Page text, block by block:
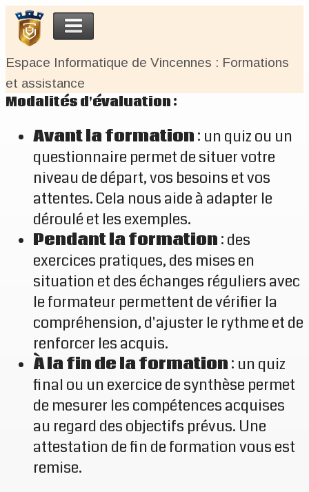
Espace Informatique de Vincennes : Formations
et assistance
Modalités d'évaluation :
Avant la formation : un quiz ou un
questionnaire permet de situer votre
niveau de départ, vos besoins et vos
attentes. Cela nous aide à adapter le
déroulé et les exemples.
Pendant la formation : des
exercices pratiques, des mises en
situation et des échanges réguliers avec
le formateur permettent de vérifier la
compréhension, d'ajuster le rythme et de
renforcer les acquis.
À la fin de la formation : un quiz
final ou un exercice de synthèse permet
de mesurer les compétences acquises
au regard des objectifs prévus. Une
attestation de fin de formation vous est
remise.